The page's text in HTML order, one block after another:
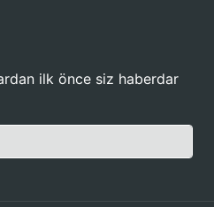
ilk önce siz haberdar